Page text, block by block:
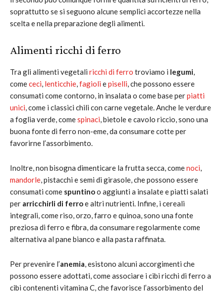
soprattutto se si seguono alcune semplici accortezze nella
scelta e nella preparazione degli alimenti.
Alimenti ricchi di ferro
Tra gli alimenti vegetali ricchi di ferro troviamo i legumi,
comececi, lenticchie,fagioli episelli, che possono essere
consumati come contorno, in insalata o come base perpiatti
unici, come i classici chili con carne vegetale. Anche le verdure
a foglia verde, comespinaci, bietole e cavolo riccio, sono una
buona fonte di ferro non-eme, da consumare cotte per
favorirne l’assorbimento.
Inoltre, non bisogna dimenticare la frutta secca, comenoci,
mandorle, pistacchi e semi di girasole, che possono essere
consumati come spuntinoo aggiunti a insalate e piatti salati
per arricchirli di ferroe altri nutrienti. Infine, i cereali
integrali, come riso, orzo, farro e quinoa, sono una fonte
preziosa di ferro e fibra, da consumare regolarmente come
alternativa al pane bianco e alla pasta raffinata.
Per prevenire l’anemia, esistono alcuni accorgimenti che
possono essere adottati, come associare i cibi ricchi di ferro a
cibi contenenti vitamina C, che favorisce l’assorbimento del